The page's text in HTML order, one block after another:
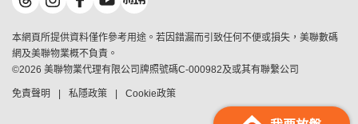
繳款方式
地區百科
美善會
地產代理管理協會
申報已遞交的購樓意向登記
鋑聯控股*
美聯工商舖*
美聯中國
美聯澳門
美聯金融集團
本網頁所提供資料僅作參考用途。若因錯漏而引致任何不便或損失，美聯數碼
網及美聯物業概不負責。
©2026 美聯物業代理有限公司牌照號碼C-000982及或其有聯繫公司
免責聲明 私隱政策 Cookie政策